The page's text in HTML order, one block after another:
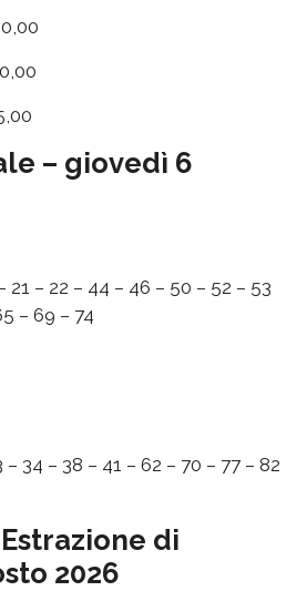
– giovedì 6
21 – 22 – 44 – 46 – 50 – 52 – 53
– 69 – 74
– 34 – 38 – 41 – 62 – 70 – 77 – 82
di
2026